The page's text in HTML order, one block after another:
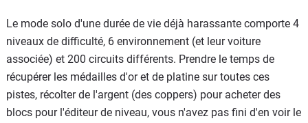
Le mode solo d'une durée de vie déjà harassante comporte 4
niveaux de difficulté, 6 environnement (et leur voiture
associée) et 200 circuits différents. Prendre le temps de
récupérer les médailles d'or et de platine sur toutes ces
pistes, récolter de l'argent (des coppers) pour acheter des
blocs pour l'éditeur de niveau, vous n'avez pas fini d'en voir le